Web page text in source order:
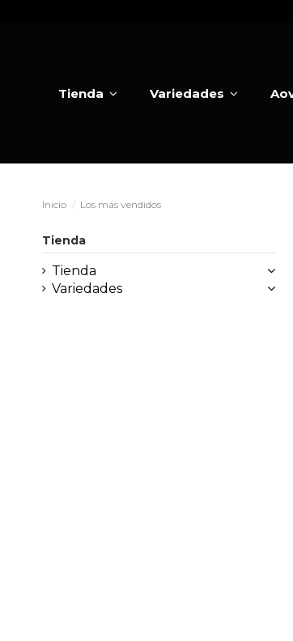
Tienda Variedades
Inicio Los más vendidos
Tienda
Tienda
Variedades